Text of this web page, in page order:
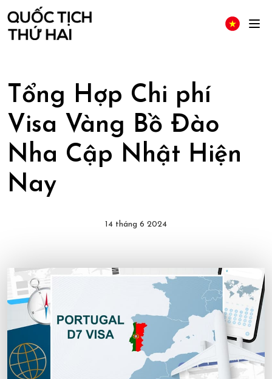
Tổng Hợp Chi phí
Visa Vàng Bồ Đào
Nha Cập Nhật Hiện
Nay
14 tháng 6 2024